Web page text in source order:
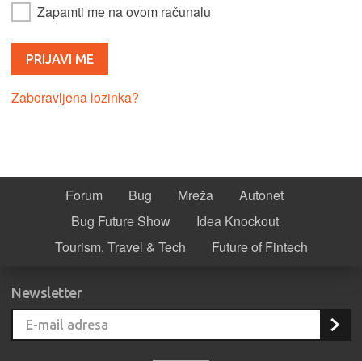
Zapamti me na ovom računalu
Zaboravljena lozinka?
Forum Bug Mreža
Autonet
Bug Future Show
Idea Knockout
Tourism, Travel & Tech
Future of Fintech
Newsletter